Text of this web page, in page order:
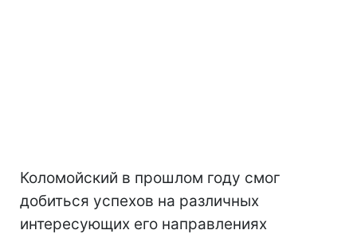
Коломойский в прошлом году смог
добиться успехов на различных
интересующих его направлениях